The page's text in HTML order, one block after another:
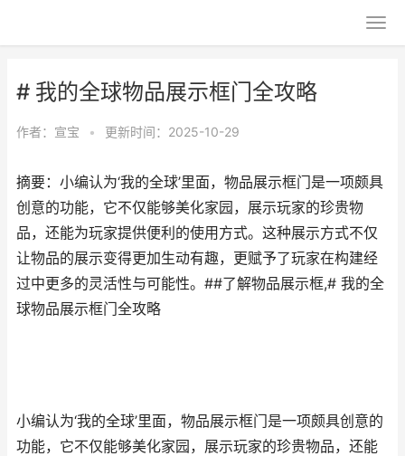
# 我的全球物品展示框门全攻略
作者： 宣宝 • 更新时间：2025-10-29
摘要：小编认为‘我的全球’里面，物品展示框门是一项颇具
创意的功能，它不仅能够美化家园，展示玩家的珍贵物
品，还能为玩家提供便利的使用方式。这种展示方式不仅
让物品的展示变得更加生动有趣，更赋予了玩家在构建经
过中更多的灵活性与可能性。##了解物品展示框,# 我的全
球物品展示框门全攻略
小编认为‘我的全球’里面，物品展示框门是一项颇具创意的
功能，它不仅能够美化家园，展示玩家的珍贵物品，还能